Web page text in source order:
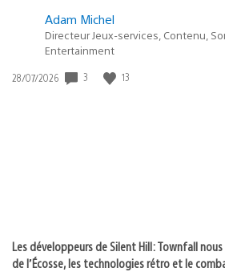
Adam Michel
Directeur Jeux-services, Contenu,
Entertainment
Date
28/07/2026 3 13
Les développeurs de Silent Hill: Townfall
de l’Écosse, les technologies rétro et le